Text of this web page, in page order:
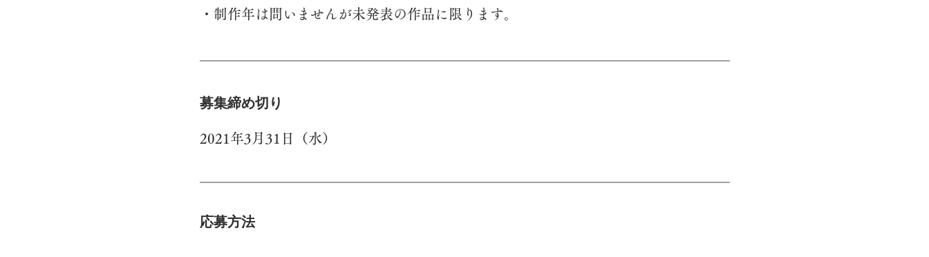
・制作年は問いませんが未発表の作品に限ります。
​募集締め切り
2021年3月31日（水）
​応募方法